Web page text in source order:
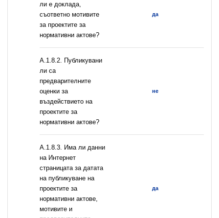
ли е доклада,
съответно мотивите
за проектите за
нормативни актове?
да
А.1.8.2. Публикувани
ли са
предварителните
оценки за
въздействието на
проектите за
нормативни актове?
не
A.1.8.3. Има ли данни
на Интернет
страницата за датата
на публикуване на
проектите за
нормативни актове,
мотивите и
да